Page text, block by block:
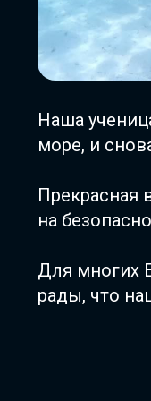
Наша
море, и
Прекрасная
на
Для многих
рады, что